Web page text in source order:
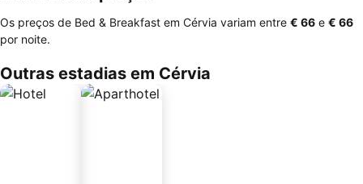
Os preços de Bed & Breakfast em Cérvia variam entre ‎€ 66 e ‎€ 66
por noite.
Outras estadias em Cérvia